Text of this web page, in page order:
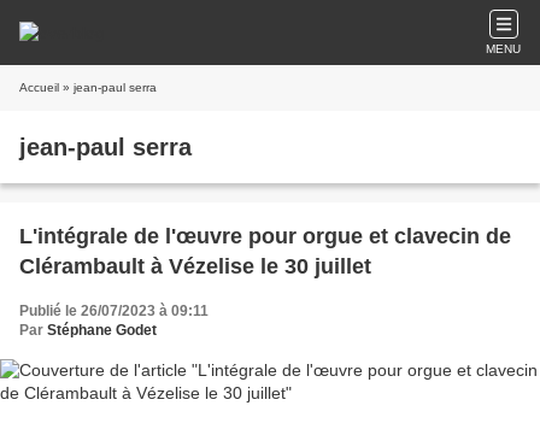
MENU
Accueil » jean-paul serra
jean-paul serra
L'intégrale de l'œuvre pour orgue et clavecin de
Clérambault à Vézelise le 30 juillet
Publié le 26/07/2023 à 09:11
Par Stéphane Godet